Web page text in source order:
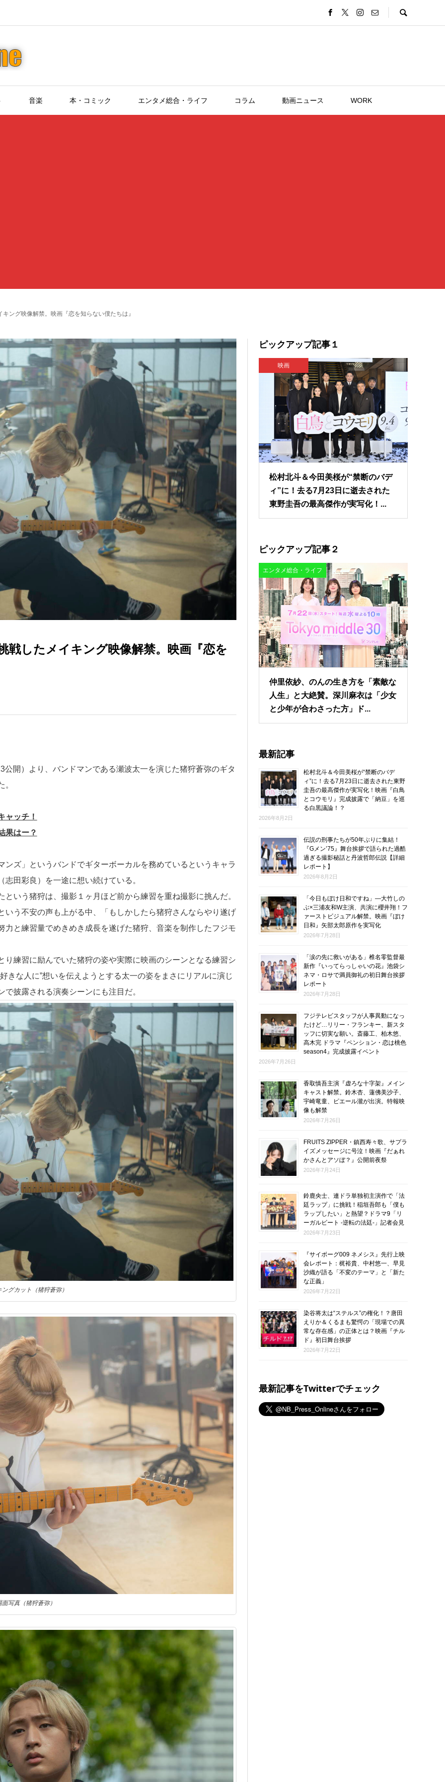
音楽 本・コミック エンタメ総合・ライフ コラム 動画ニュース WORK
ング映像解禁。映画『恋を知らない僕たちは』
戦したメイキング映像解禁。映画『恋を
開）より、バンドマンである瀬波太一を演じた猪狩蒼弥のギタ
ャッチ！
果はー？
ズ」というバンドでギターボーカルを務めているというキャラ
田彩良）を一途に想い続けている。
いう猪狩は、撮影１ヶ月ほど前から練習を重ね撮影に挑んだ。
う不安の声も上がる中、「もしかしたら猪狩さんならやり遂げ
と練習量でめきめき成長を遂げた猪狩、音楽を制作したフジモ
練習に励んでいた猪狩の姿や実際に映画のシーンとなる練習シ
きな人に”想いを伝えようとする太一の姿をまさにリアルに演じ
披露される演奏シーンにも注目だ。
グカット（猪狩蒼弥）
面写真（猪狩蒼弥）
ピックアップ記事１
映画
松村北斗＆今田美桜が“禁断のバデ
ィ”に！去る7月23日に逝去された
東野圭吾の最高傑作が実写化！...
ピックアップ記事２
エンタメ総合・ライフ
仲里依紗、のんの生き方を「素敵な
人生」と大絶賛。深川麻衣は「少女
と少年が合わさった方」ド...
最新記事
松村北斗＆今田美桜が“禁断のバデ
ィ”に！去る7月23日に逝去された東野
圭吾の最高傑作が実写化！映画『白鳥
とコウモリ』完成披露で「納豆」を巡
る白黒議論！？
2026年8月2日
伝説の刑事たちが50年ぶりに集結！
『Gメン’75』舞台挨拶で語られた過酷
過ぎる撮影秘話と丹波哲郎伝説【詳細
レポート】
2026年8月2日
「今日もぼけ日和ですね」―大竹しの
ぶ×三浦友和W主演、共演に櫻井翔！フ
ァーストビジュアル解禁。映画『ぼけ
日和』矢部太郎原作を実写化
2026年7月28日
「涙の先に救いがある」椎名零監督最
新作『いってらっしゃいの花』池袋シ
ネマ・ロサで満員御礼の初日舞台挨拶
レポート
2026年7月28日
フジテレビスタッフが人事異動になっ
たけど…リリー・フランキー、新スタ
ッフに切実な願い。斎藤工、柏木悠、
高木完 ドラマ『ペンション・恋は桃色
season4』完成披露イベント
2026年7月26日
香取慎吾主演『虚ろな十字架』メイン
キャスト解禁。鈴木杏、蓮佛美沙子、
宇崎竜童、ピエール瀧が出演。特報映
像も解禁
2026年7月26日
FRUITS ZIPPER・鎮西寿々歌、サプラ
イズメッセージに号泣！映画『だぁれ
かさんとアソぼ？』公開前夜祭
2026年7月24日
鈴鹿央士、連ドラ単独初主演作で「法
廷ラップ」に挑戦！稲垣吾郎も「僕も
ラップしたい」と熱望？ドラマ9「リ
ーガルビート -逆転の法廷-」記者会見
2026年7月23日
『サイボーグ009 ネメシス』先行上映
会レポート：梶裕貴、中村悠一、早見
沙織が語る「不変のテーマ」と「新た
な正義」
2026年7月22日
染谷将太は“ステルス”の権化！？唐田
えりか＆くるまも驚愕の「現場での異
常な存在感」の正体とは？映画『チル
ド』初日舞台挨拶
2026年7月22日
最新記事をTwitterでチェック